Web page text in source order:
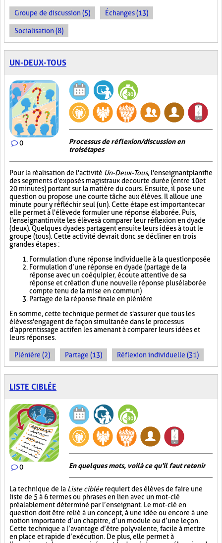
Groupe de discussion (5) Échanges (13)
Socialisation (8)
UN-DEUX-TOUS
0
Processus de réflexion/discussion en
trois étapes
Pour la réalisation de l'activité Un-Deux-Tous, l'enseignant planifie
des segments d'exposés magistraux de courte durée (entre 10 et
20 minutes) portant sur la matière du cours. Ensuite, il pose une
question ou propose une courte tâche aux élèves. Il alloue une
minute pour y réfléchir seul (un). Cette étape est importante car
elle permet à l'élève de formuler une réponse élaborée. Puis,
l'enseignant invite les élèves à comparer leur réflexion en dyade
(deux). Quelques dyades partagent ensuite leurs idées à tout le
groupe (tous). Cette activité devrait donc se décliner en trois
grandes étapes :
Formulation d'une réponse individuelle à la question posée
Formulation d’une réponse en dyade (partage de la
réponse avec un coéquipier, écoute attentive de sa
réponse et création d'une nouvelle réponse plus élaborée
compte tenu de la mise en commun)
Partage de la réponse finale en plénière
En somme, cette technique permet de s'assurer que tous les
élèves s'engagent de façon simultanée dans le processus
d'apprentissage actif en les amenant à comparer leurs idées et
leurs réponses.
Plénière (2) Partage (13) Réflexion individuelle (31)
LISTE CIBLÉE
0 En quelques mots, voilà ce qu'il faut retenir
La technique de la Liste cibléerequiert des élèves de faire une
liste de 5 à 6 termes ou phrases en lien avec un mot-clé
préalablement déterminé par l’enseignant. Le mot-clé en
question doit être relié à un concept, à une idée ou encore à une
notion importante d’un chapitre, d’un module ou d’une leçon.
Cette technique a l’avantage d’être polyvalente, facile à mettre
en place et rapide d’exécution. De plus, elle permet à